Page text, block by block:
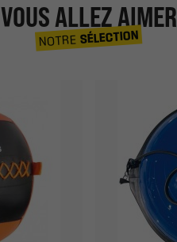
VOUS ALLEZ AIMER
NOTRESÉLECTION